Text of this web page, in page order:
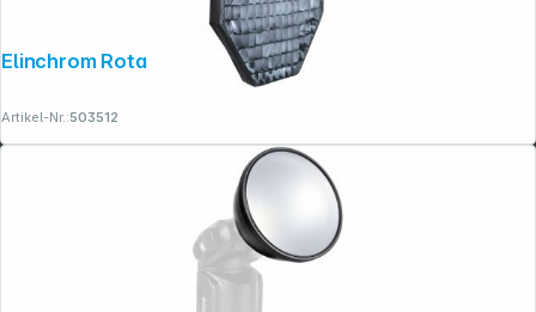
Elinchrom Rotagrid Deep / Octa 100cm
Artikel-Nr.:503512